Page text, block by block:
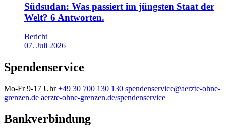
Südsudan: Was passiert im jüngsten Staat der
Welt? 6 Antworten.
Bericht
07. Juli 2026
Spendenservice
Mo-Fr 9-17 Uhr +49 30 700 130 130 spendenservice@aerzte-ohne-
grenzen.de aerzte-ohne-grenzen.de/spendenservice
Bankverbindung